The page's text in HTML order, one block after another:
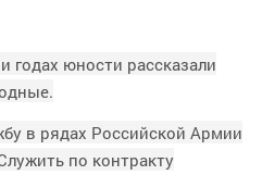
годах юности рассказали
в рядах Российской Армии
по контракту